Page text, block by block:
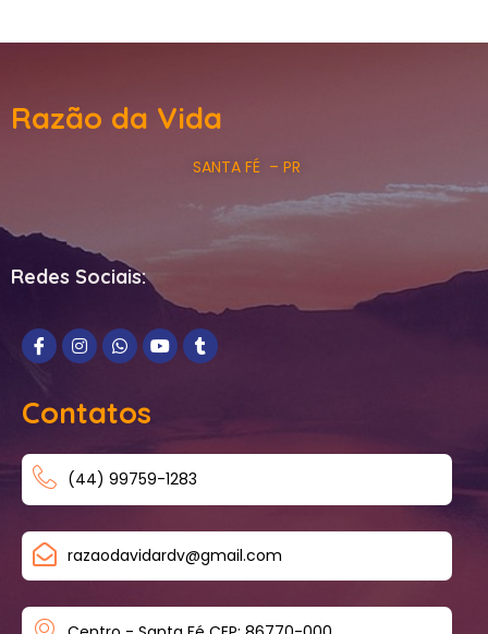
Razão da Vida
SANTA FÉ – PR
Redes Sociais:
Contatos
(44) 99759-1283
razaodavidardv@gmail.com